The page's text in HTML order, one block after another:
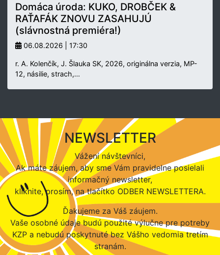
Domáca úroda: KUKO, DROBČEK &
RAŤAFÁK ZNOVU ZASAHUJÚ
(slávnostná premiéra!)
06.08.2026 | 17:30
r. A. Kolenčík, J. Šlauka SK, 2026, originálna verzia, MP-
12, násilie, strach,…
NEWSLETTER
Vážení návštevníci,
Ak máte záujem, aby sme Vám pravidelne posielali
informačný newsletter,
kliknite, prosím, na tlačítko ODBER NEWSLETTERA.
Ďakujeme za Váš záujem.
Vaše osobné údaje budú použité výlučne pre potreby
KZP a nebudú poskytnuté bez Vášho vedomia tretím
stranám.